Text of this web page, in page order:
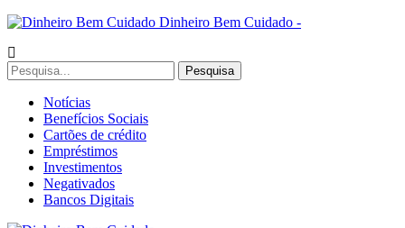
Dinheiro Bem Cuidado -
Notícias
Benefícios Sociais
Cartões de crédito
Empréstimos
Investimentos
Negativados
Bancos Digitais